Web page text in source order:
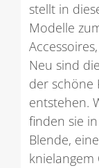
stellt in
Modelle
Neu sind
der schöne
entstehen.
finden sie
Blende,
knielangem